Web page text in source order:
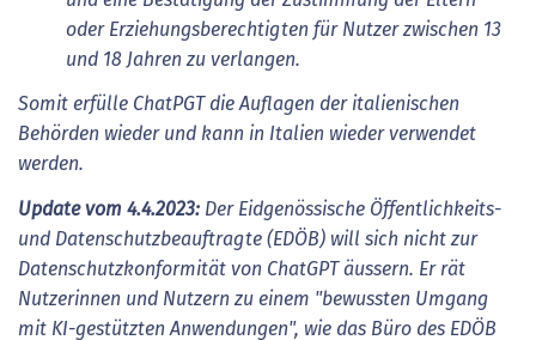
oder Erziehungsberechtigten für Nutzer zwischen 13
und 18 Jahren zu verlangen.
Somit erfülle ChatPGT die Auflagen der italienischen
Behörden wieder und kann in Italien wieder verwendet
werden.
Update vom 4.4.2023: Der Eidgenössische Öffentlichkeits-
und Datenschutzbeauftragte (EDÖB) will sich nicht zur
Datenschutzkonformität von ChatGPT äussern. Er rät
Nutzerinnen und Nutzern zu einem "bewussten Umgang
mit KI-gestützten Anwendungen", wie das Büro des EDÖB